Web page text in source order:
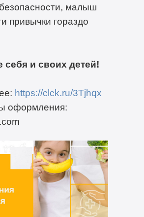
малыш
привычки гораздо
себя и своих детей!
https://clck.ru/3Tjhqx
оформления: